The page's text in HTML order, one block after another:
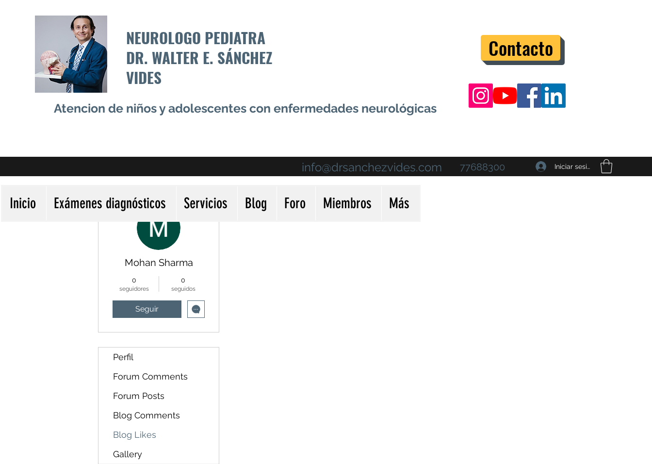
NEUROLOGO PEDIATRA
DR. WALTER E. SÁNCHEZ
VIDES
Atencion de niños y adolescentes con enfermedades neurológicas
Contacto
info@drsanchezvides.com 77688300 Iniciar sesión
Inicio Exámenes diagnósticos Servicios Blog Foro Miembros Más
Mohan Sharma
0
seguidores
0
seguidos
Seguir
Más acciones
Perfil
Forum Comments
Forum Posts
Blog Comments
Blog Likes
Gallery